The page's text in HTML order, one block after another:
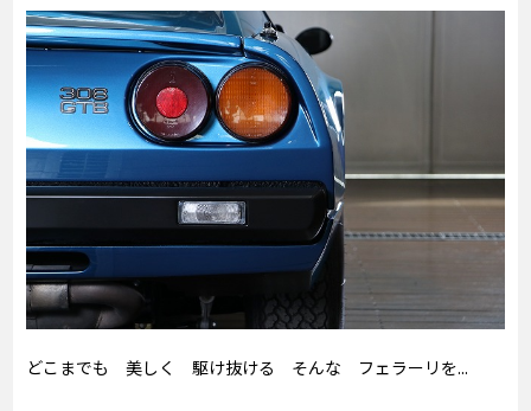
どこまでも 美しく 駆け抜ける そんな フェラーリを...